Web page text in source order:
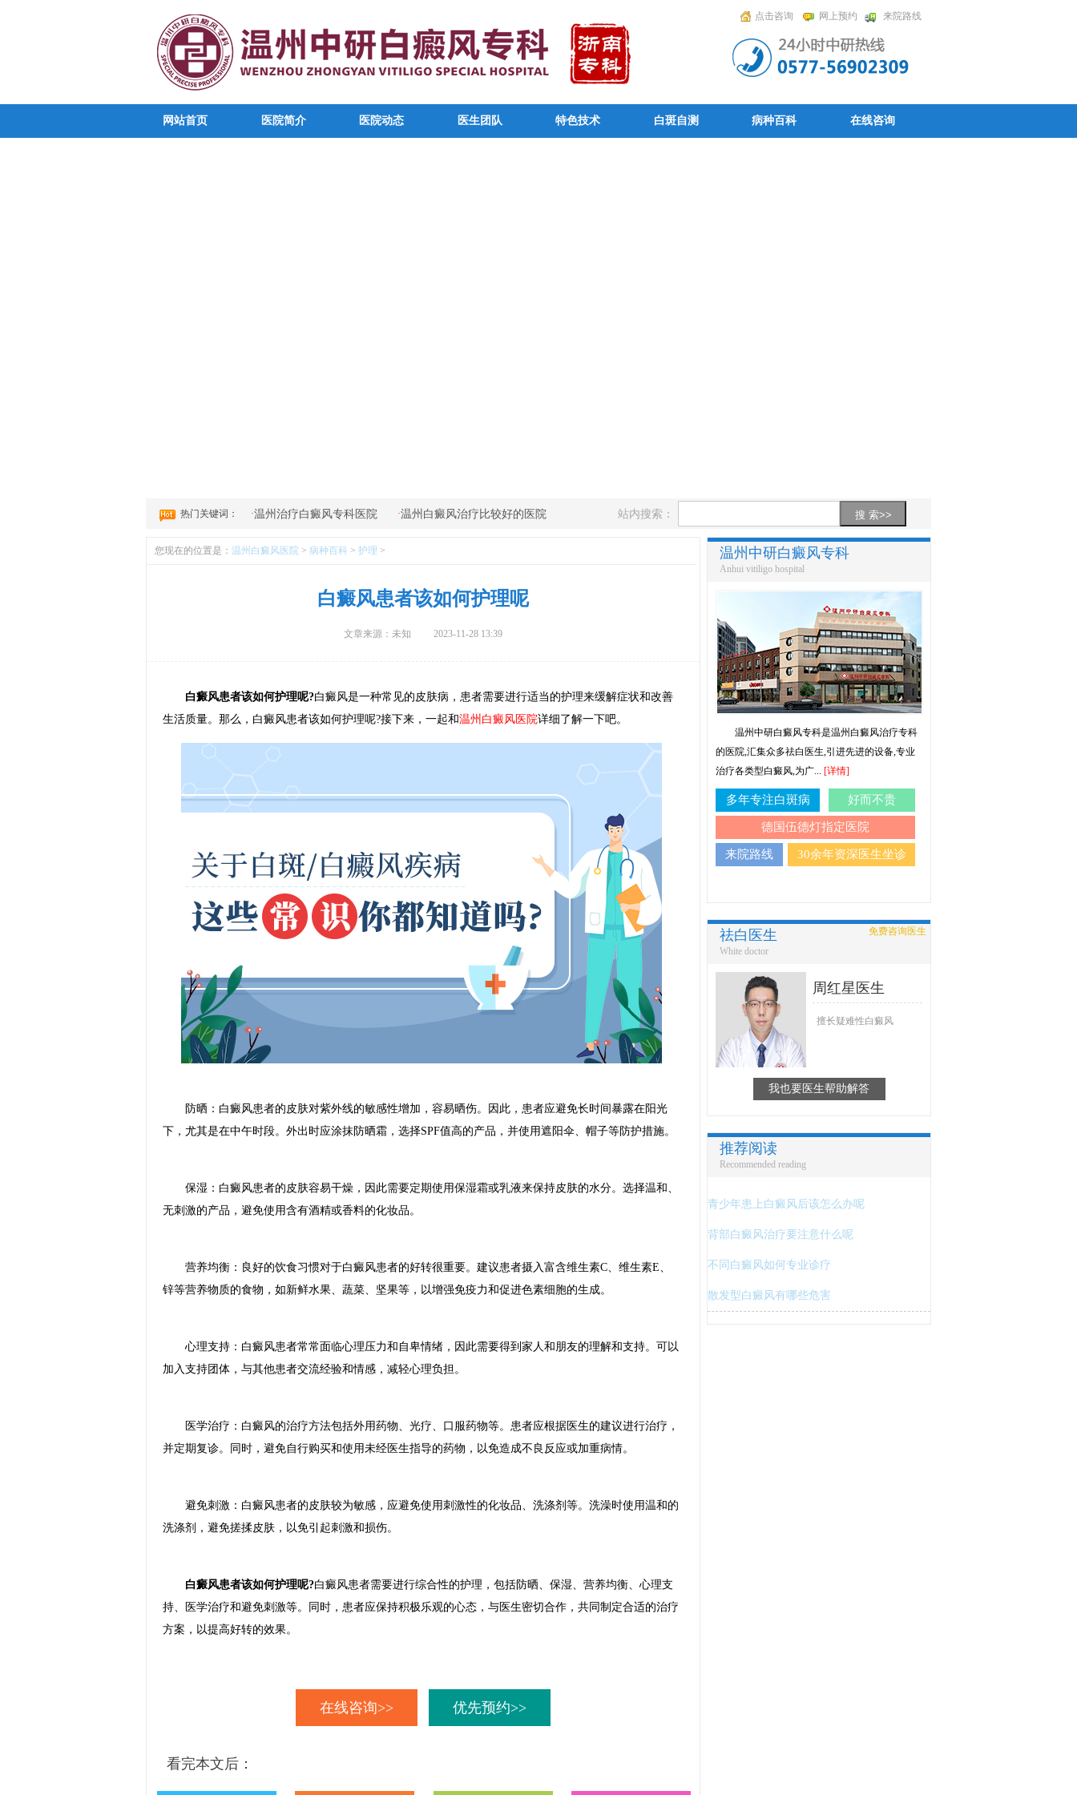
点击咨询 网上预约 来院路线
网站首页 医院简介 医院动态 医生团队 特色技术 白斑自测 病种百科 在线咨询
热门关键词： ·温州治疗白癜风专科医院 ·温州白癜风治疗比较好的医院 站内搜索：
您现在的位置是： 温州白癜风医院 > 病种百科 > 护理 >
白癜风患者该如何护理呢
文章来源：未知 2023-11-28 13:39
白癜风患者该如何护理呢?白癜风是一种常见的皮肤病，患者需要进行适当的护理来缓解症状和改善
生活质量。那么，白癜风患者该如何护理呢?接下来，一起和温州白癜风医院详细了解一下吧。
防晒：白癜风患者的皮肤对紫外线的敏感性增加，容易晒伤。因此，患者应避免长时间暴露在阳光
下，尤其是在中午时段。外出时应涂抹防晒霜，选择SPF值高的产品，并使用遮阳伞、帽子等防护措施。
保湿：白癜风患者的皮肤容易干燥，因此需要定期使用保湿霜或乳液来保持皮肤的水分。选择温和、
无刺激的产品，避免使用含有酒精或香料的化妆品。
营养均衡：良好的饮食习惯对于白癜风患者的好转很重要。建议患者摄入富含维生素C、维生素E、
锌等营养物质的食物，如新鲜水果、蔬菜、坚果等，以增强免疫力和促进色素细胞的生成。
心理支持：白癜风患者常常面临心理压力和自卑情绪，因此需要得到家人和朋友的理解和支持。可以
加入支持团体，与其他患者交流经验和情感，减轻心理负担。
医学治疗：白癜风的治疗方法包括外用药物、光疗、口服药物等。患者应根据医生的建议进行治疗，
并定期复诊。同时，避免自行购买和使用未经医生指导的药物，以免造成不良反应或加重病情。
避免刺激：白癜风患者的皮肤较为敏感，应避免使用刺激性的化妆品、洗涤剂等。洗澡时使用温和的
洗涤剂，避免搓揉皮肤，以免引起刺激和损伤。
白癜风患者该如何护理呢?白癜风患者需要进行综合性的护理，包括防晒、保湿、营养均衡、心理支
持、医学治疗和避免刺激等。同时，患者应保持积极乐观的心态，与医生密切合作，共同制定合适的治疗
方案，以提高好转的效果。
在线咨询>> 优先预约>>
看完本文后：
温州中研白癜风专科
Anhui vitiligo hospital
温州中研白癜风专科是温州白癜风治疗专科
的医院,汇集众多祛白医生,引进先进的设备,专业
治疗各类型白癜风,为广... [详情]
多年专注白斑病 好而不贵
德国伍德灯指定医院
来院路线 30余年资深医生坐诊
祛白医生
White doctor
免费咨询医生
周红星医生
擅长疑难性白癜风
我也要医生帮助解答
推荐阅读
Recommended reading
青少年患上白癜风后该怎么办呢
背部白癜风治疗要注意什么呢
不同白癜风如何专业诊疗
散发型白癜风有哪些危害